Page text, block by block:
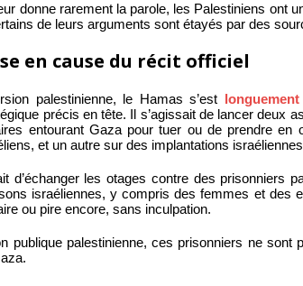
donne rarement la parole, les Palestiniens ont
de leurs arguments sont étayés par des
en cause du récit officiel
palestinienne, le Hamas s’est
précis en tête. Il s’agissait de lancer deux
entourant Gaza pour tuer ou de prendre en
et un autre sur des implantations
d’échanger les otages contre des prisonniers
israéliennes, y compris des femmes et des
ou pire encore, sans inculpation.
publique palestinienne, ces prisonniers ne